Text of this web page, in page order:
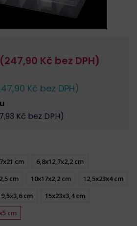
247,90 Kč bez DPH)
Kč bez DPH)
Kč bez DPH)
cm
6,8x12,7x2,2 cm
cm 10x17x2,2 cm
12,5x23x4 cm
cm
15x23x3,4 cm
cm